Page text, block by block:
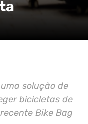
solução de
bicicletas de
Bike Bag